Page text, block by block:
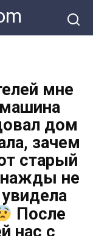
мне
дом
зачем
старый
не
После
нас с